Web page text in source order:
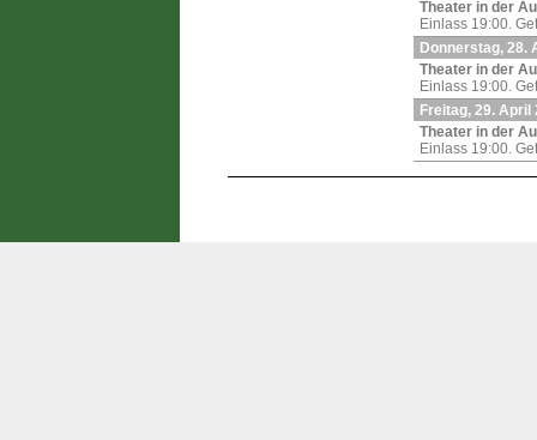
Theater in der
Einlass 19:00.
Donnerstag, 28.
Theater in der
Einlass 19:00.
Freitag, 29. April
Theater in der
Einlass 19:00.